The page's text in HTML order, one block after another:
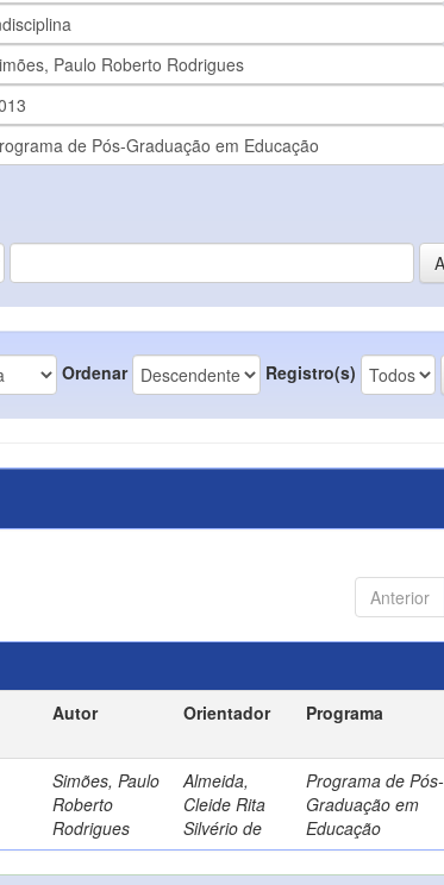
Ordenar Registro(s)
Anterior
Autor Orientador Programa
Simões, Paulo
Roberto
Rodrigues
Almeida,
Cleide Rita
Silvério de
Programa de Pós-
Graduação em
Educação